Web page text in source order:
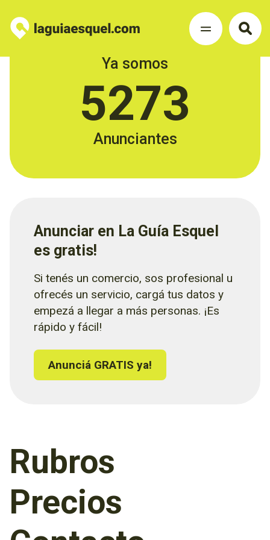
Ya somos
5273
Anunciantes
Anunciar en La Guía Esquel
es gratis!
Si tenés un comercio, sos profesional u
ofrecés un servicio, cargá tus datos y
empezá a llegar a más personas. ¡Es
rápido y fácil!
Anunciá GRATIS ya!
Rubros
Precios